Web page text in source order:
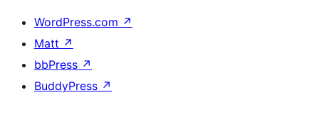
WordPress.com ↗
Matt ↗
bbPress ↗
BuddyPress ↗